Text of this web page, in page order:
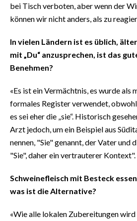
bei Tisch verboten, aber wenn der
können wir nicht anders, als zu
In vielen Ländern ist es üblich,
mit „Du“ anzusprechen, ist das
Benehmen?
«Es ist ein Vermächtnis, es wurde als
formales Register verwendet, obwohl
es sei eher die „sie“. Historisch
Arzt jedoch, um ein Beispiel aus
nennen, "Sie" genannt, der Vater und
"Sie", daher ein vertrauterer Kontext".
Schweinefleisch mit Besteck
was ist die Alternative?
«Wie alle lokalen Zubereitungen